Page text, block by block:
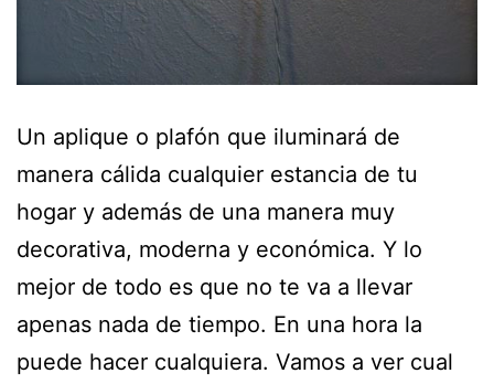
Un aplique o plafón que iluminará de
manera cálida cualquier estancia de tu
hogar y además de una manera muy
decorativa, moderna y económica. Y lo
mejor de todo es que no te va a llevar
apenas nada de tiempo. En una hora la
puede hacer cualquiera. Vamos a ver cual